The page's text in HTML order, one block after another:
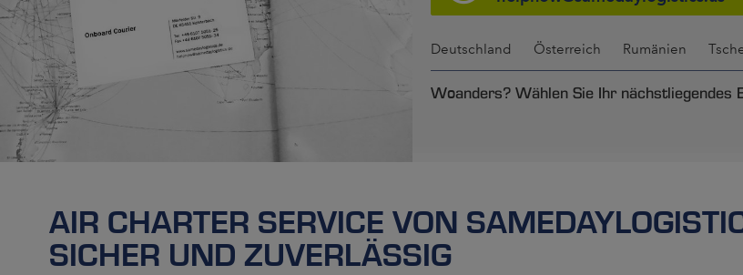
Deutschland Österreich Rumänien
Woanders? Wählen Sie Ihr nächstliegendes
AIR CHARTER SERVICE VON
SICHER UND ZUVERLÄSSIG